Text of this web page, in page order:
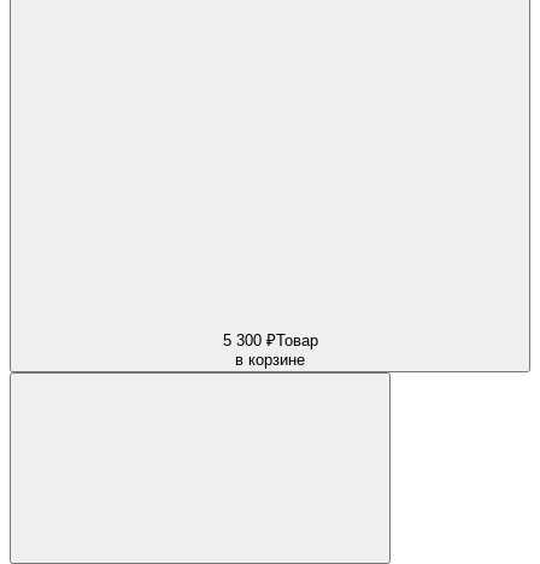
5 300 ₽Товар
в корзине